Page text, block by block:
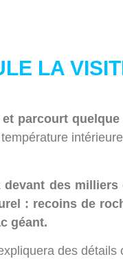
LA
parcourt
devant des
: recoins de
géant.
des